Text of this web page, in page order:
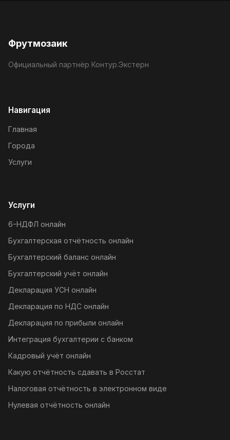
Фрутмозаик
Официальный партнёр Контур.Экстерн
Навигация
Главная
Города
Услуги
Услуги
6-НДФЛ онлайн
Бухгалтерская отчётность онлайн
Бухгалтерский баланс онлайн
Бухгалтерский учёт онлайн
Декларация УСН онлайн
Декларация по НДС онлайн
Декларация по прибыли онлайн
Интеграция бухгалтерии с банком
Кадровый учёт онлайн
Какую отчётность сдавать в Росстат
Налоговая отчётность в электронном виде
Нулевая отчётность онлайн